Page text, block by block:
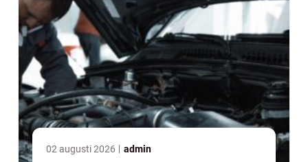
02 augusti 2026 admin